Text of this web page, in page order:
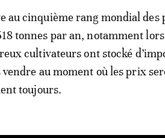
au cinquième rang mondial des
tonnes par an, notamment
cultivateurs ont stocké
vendre au moment où les prix
toujours.